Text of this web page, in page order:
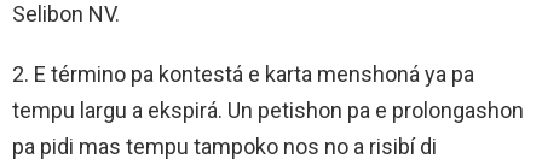
Selibon NV.
2. E término pa kontestá e karta menshoná ya pa
tempu largu a ekspirá. Un petishon pa e prolongashon
pa pidi mas tempu tampoko nos no a risibí di